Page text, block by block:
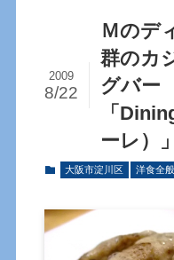
Ｍのデ
群のカ
グバ
「
ーレ）」
2009
8/22
大阪市淀川区 洋食全般